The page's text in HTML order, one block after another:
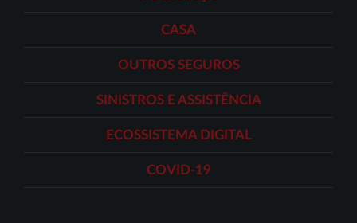
CASA
OUTROS SEGUROS
SINISTROS E ASSISTÊNCIA
ECOSSISTEMA DIGITAL
COVID-19